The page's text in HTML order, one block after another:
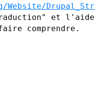
et l'aide
comprendre.